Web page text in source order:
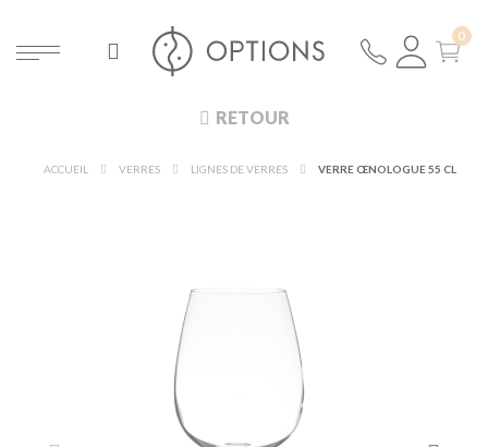
RETOUR
ACCUEIL VERRES LIGNES DE VERRES VERRE ŒNOLOGUE 55 CL